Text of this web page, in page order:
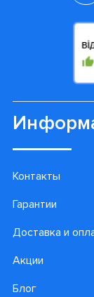
Контакты
Гарантии
Доставка и
Акции
Блог